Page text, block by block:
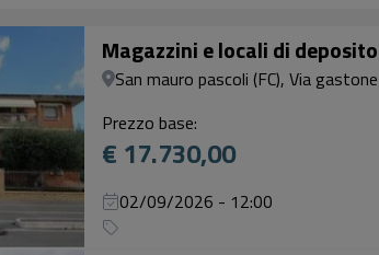
Magazzini e locali di deposito
San mauro pascoli (FC), Via
Prezzo base:
€ 17.730,00
02/09/2026 - 12:00